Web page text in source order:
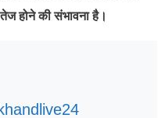
होने की संभावना है।